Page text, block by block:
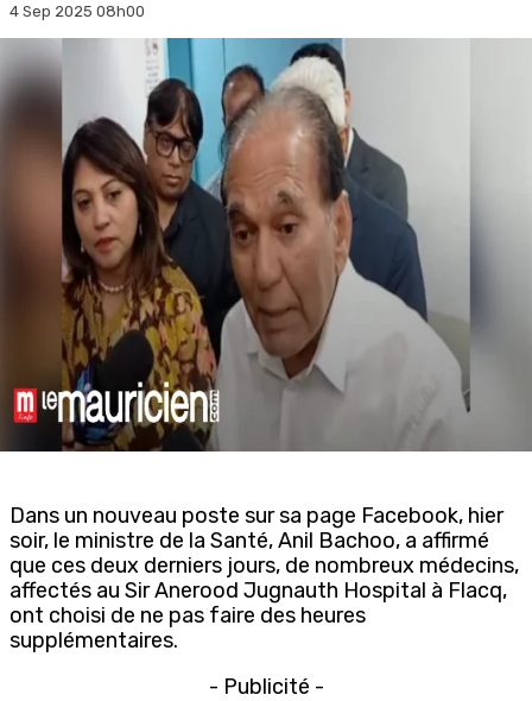
4 Sep 2025 08h00
Dans un nouveau poste sur sa page Facebook, hier
soir, le ministre de la Santé, Anil Bachoo, a affirmé
que ces deux derniers jours, de nombreux médecins,
affectés au Sir Anerood Jugnauth Hospital à Flacq,
ont choisi de ne pas faire des heures
supplémentaires.
- Publicité -